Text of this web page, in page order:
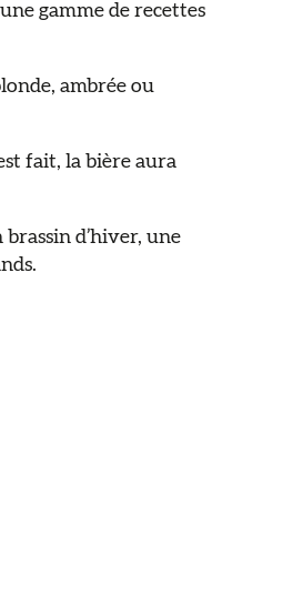
gamme de recettes
ambrée ou
fait, la bière aura
d’hiver, une